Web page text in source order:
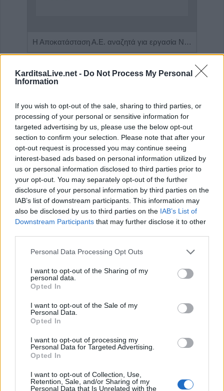
KarditsaLive.net - Do Not Process My Personal
Information
If you wish to opt-out of the sale, sharing to third parties, or
processing of your personal or sensitive information for
targeted advertising by us, please use the below opt-out
section to confirm your selection. Please note that after your
opt-out request is processed you may continue seeing
interest-based ads based on personal information utilized by
us or personal information disclosed to third parties prior to
your opt-out. You may separately opt-out of the further
disclosure of your personal information by third parties on the
IAB’s list of downstream participants. This information may
also be disclosed by us to third parties on the IAB’s List of
Downstream Participants that may further disclose it to other
Personal Data Processing Opt Outs
I want to opt-out of the Sharing of my
personal data.
Opted In
I want to opt-out of the Sale of my
Personal Data.
Opted In
I want to opt-out of processing my
Personal Data for Targeted Advertising.
Opted In
I want to opt-out of Collection, Use,
Retention, Sale, and/or Sharing of my
Personal Data that Is Unrelated with the
Η Αποκατάσταση Α.Ε. αναζητά για εργασία Νοσηλευτές και Βοηθούς Νοσηλευτές
ΤΕΛΕΥΤΑΙΑ ΝΕΑ
Συλλήψεις σε Λάρισα, Μαγνησία και Τρίκαλα
για διατάραξη κοινής ησυχίας, παραβάσεις
στον αιγιαλό, ναρκωτικά και οδήγηση υπό
μέθη
Διάθεση 1.800 νεοσσών και 235
εκτροφείο Μπαλάνου στο Μουζάκι
9 Αυγούστου 2026, 09:38
Από τη Γη στη Σελήνη: Το κομμάτι πύραυλου
που προσέκρουσε στη Σελήνη γίνεται χρυσή
9 Αυγούστου 2026, 09:31
Για ό,τι κι αν ψάχνεις, συνεργείο αυτοκινήτων
9 Αυγούστου 2026, 09:14